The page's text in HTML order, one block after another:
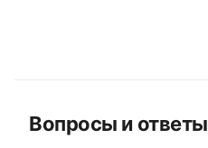
Вопросы и ответы